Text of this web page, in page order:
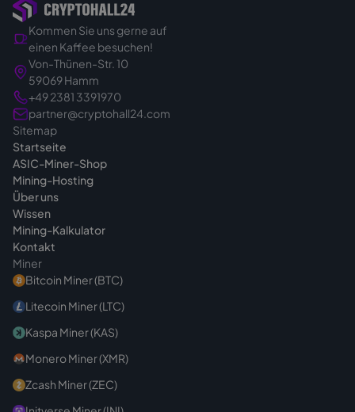
Sie kaufen also gezielt und verbindlich.
Genau deshalb klären wir vor dem Angebot in
Ruhe das passende Gerät für Ihr Vorhaben -
damit Sie von Anfang an die richtige Wahl
treffen. Bei Fragen vor dem Kauf sind wir
Kommen Sie uns gerne auf
einen Kaffee besuchen!
Von-Thünen-Str. 10
59069 Hamm
+49 2381 3391970
partner@cryptohall24.com
Sitemap
Startseite
ASIC-Miner-Shop
Mining-Hosting
Über uns
Wissen
Mining-Kalkulator
Kontakt
Miner
Bitcoin Miner (BTC)
Litecoin Miner (LTC)
Kaspa Miner (KAS)
Monero Miner (XMR)
Zcash Miner (ZEC)